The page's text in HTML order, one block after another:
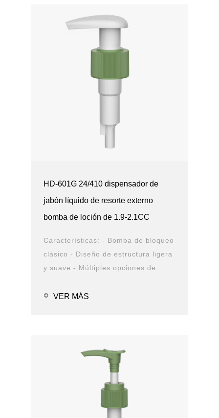
HD-601G 24/410 dispensador de
jabón líquido de resorte externo
bomba de loción de 1.9-2.1CC
Características: - Bomba de bloqueo
clásico - Diseño de estructura ligera
y suave - Múltiples opciones de
solución de PCR - Prueba de fugas
VER MÁS